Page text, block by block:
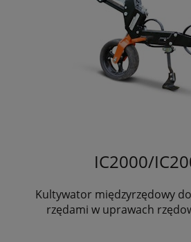
IC2000/
Kultywator międzyrzędowy
rzędami w uprawach